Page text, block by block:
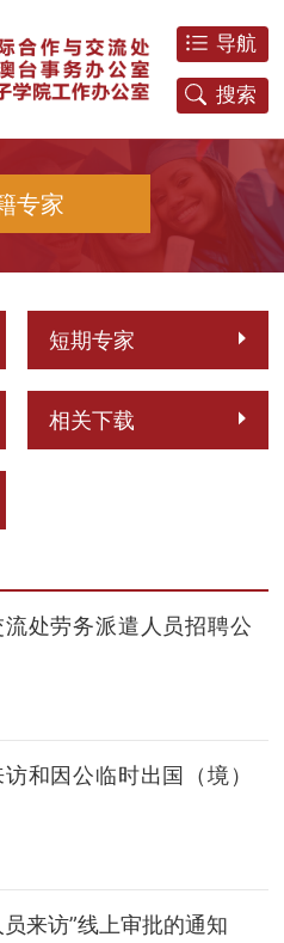
导航
搜索
专家
短期专家
相关下载
处劳务派遣人员招聘公
和因公临时出国（境）
来访”线上审批的通知